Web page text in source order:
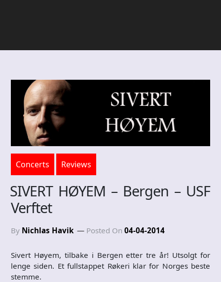
Concerts Reviews
SIVERT HØYEM – Bergen – USF
Verftet
By Nichlas Havik Posted On 04-04-2014
Sivert Høyem, tilbake i Bergen etter tre år! Utsolgt for
lenge siden. Et fullstappet Røkeri klar for Norges beste
stemme.